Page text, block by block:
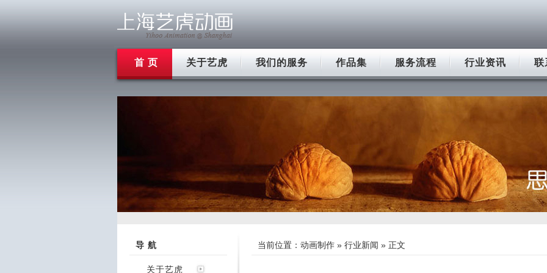
首 页 关于艺虎 我们的服务 作品集 服务流程 行业资讯 联
导 航
关于艺虎
当前位置： 动画制作 » 行业新闻 » 正文